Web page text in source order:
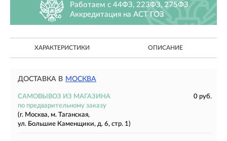
Работаем с 44ФЗ, 223ФЗ, 275ФЗ
Аккредитация на АСТ ГОЗ
ХАРАКТЕРИСТИКИ ОПИСАНИЕ
ДОСТАВКА В МОСКВА
САМОВЫВОЗ ИЗ МАГАЗИНА
0 руб.
по предварительному заказу
(г. Москва, м. Таганская,
ул. Большие Каменщики, д. 6, стр. 1)